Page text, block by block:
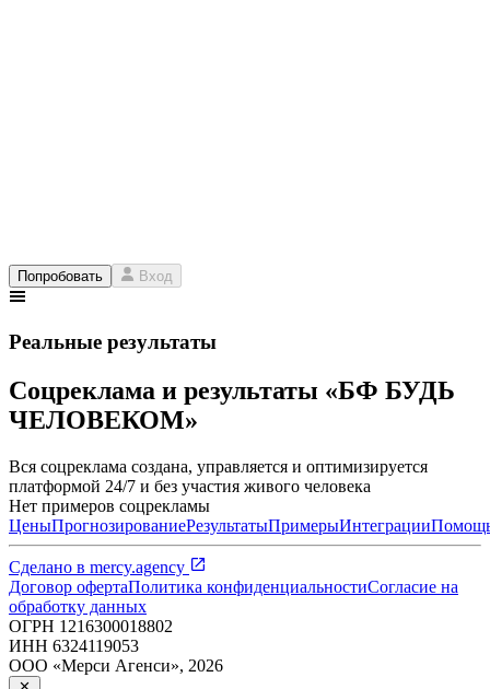
Попробовать Вход
Реальные результаты
Соцреклама и результаты «БФ БУДЬ
ЧЕЛОВЕКОМ»
Вся соцреклама создана, управляется и оптимизируется
платформой 24/7 и без участия живого человека
Нет примеров соцрекламы
ЦеныПрогнозированиеРезультатыПримерыИнтеграции
Сделано в mercy.agency
Договор офертаПолитика конфиденциальностиСогласие на
обработку данных
ОГРН 1216300018802
ИНН 6324119053
ООО «Мерси Агенси», 2026